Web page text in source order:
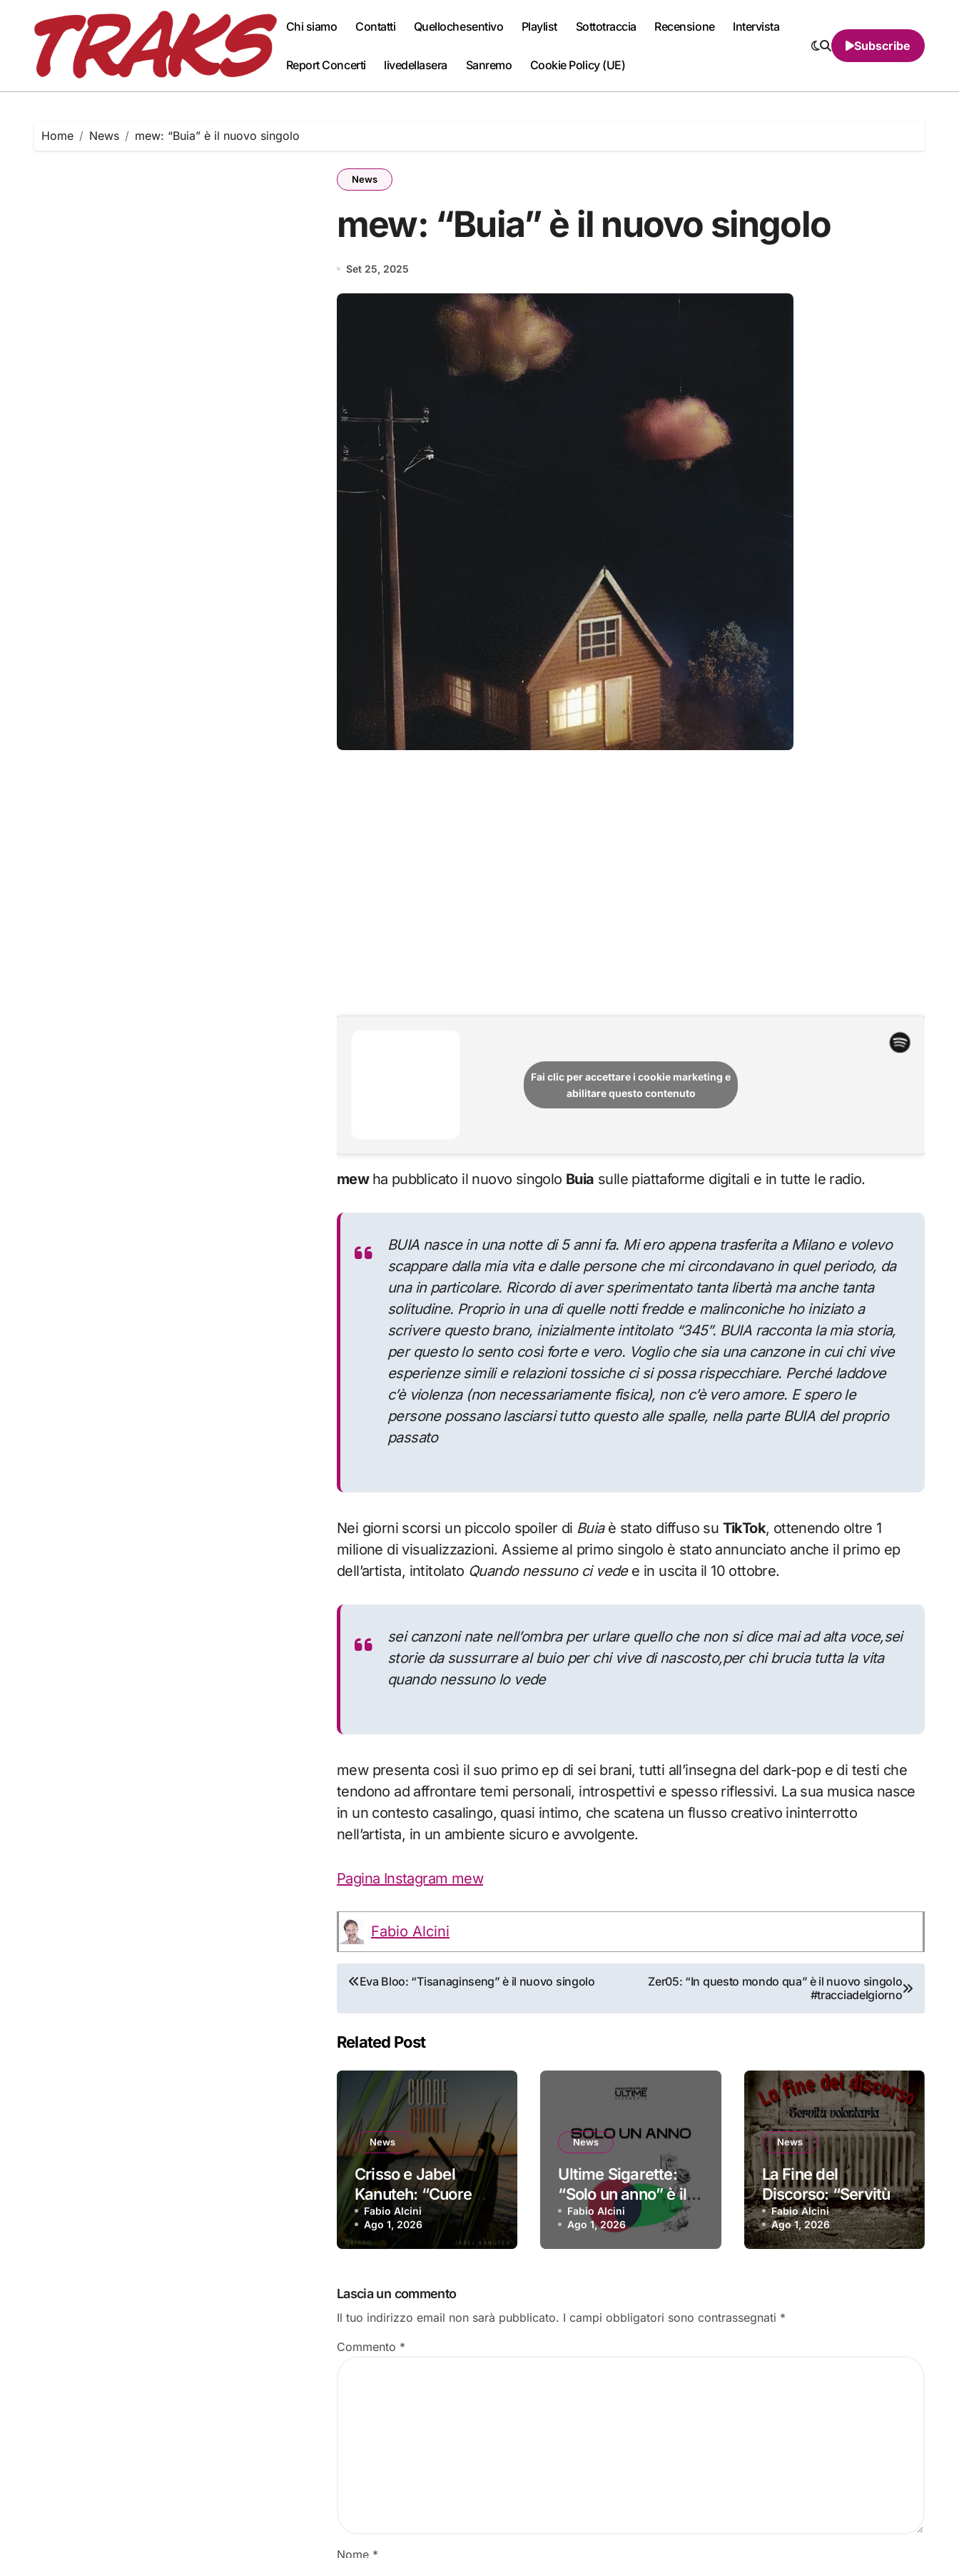
content
Chi siamo Contatti Quellochesentivo Playlist Sottotraccia Recensione Intervista
Report Concerti livedellasera Sanremo Cookie Policy (UE)
Subscribe
Home News mew: “Buia” è il nuovo singolo
News
mew: “Buia” è il nuovo singolo
Set 25, 2025
Fai clic per accettare i cookie marketing e
abilitare questo contenuto
mew ha pubblicato il nuovo singolo Buia sulle piattaforme digitali e in tutte le radio.
BUIA nasce in una notte di 5 anni fa. Mi ero appena trasferita a Milano e volevo
scappare dalla mia vita e dalle persone che mi circondavano in quel periodo, da
una in particolare. Ricordo di aver sperimentato tanta libertà ma anche tanta
solitudine. Proprio in una di quelle notti fredde e malinconiche ho iniziato a
scrivere questo brano, inizialmente intitolato “345”. BUIA racconta la mia storia,
per questo lo sento così forte e vero. Voglio che sia una canzone in cui chi vive
esperienze simili e relazioni tossiche ci si possa rispecchiare. Perché laddove
c’è violenza (non necessariamente fisica), non c’è vero amore. E spero le
persone possano lasciarsi tutto questo alle spalle, nella parte BUIA del proprio
passato
Nei giorni scorsi un piccolo spoiler di Buiaè stato diffuso su TikTok, ottenendo oltre 1
milione di visualizzazioni. Assieme al primo singolo è stato annunciato anche il primo ep
dell’artista, intitolato Quando nessuno ci vedee in uscita il 10 ottobre.
sei canzoni nate nell’ombra per urlare quello che non si dice mai ad alta voce,sei
storie da sussurrare al buio per chi vive di nascosto,per chi brucia tutta la vita
quando nessuno lo vede
mew presenta così il suo primo ep di sei brani, tutti all’insegna del dark-pop e di testi che
tendono ad affrontare temi personali, introspettivi e spesso riflessivi. La sua musica nasce
in un contesto casalingo, quasi intimo, che scatena un flusso creativo ininterrotto
nell’artista, in un ambiente sicuro e avvolgente.
Pagina Instagram mew
Fabio Alcini
Navigazione
articoli
Eva Bloo: “Tisanaginseng” è il nuovo singolo
Zer05: “In questo mondo qua” è il nuovo singolo
#tracciadelgiorno
Related Post
News
Crisso e Jabel
Kanuteh: “Cuore
Griot” è il nuovo
video
Fabio Alcini
Ago 1, 2026
News
Ultime Sigarette:
“Solo un anno” è il
singolo d’esordio
Fabio Alcini
Ago 1, 2026
News
La Fine del
Discorso: “Servitù
volontaria” è il
primo singolo
Fabio Alcini
Ago 1, 2026
Lascia un commento
Il tuo indirizzo email non sarà pubblicato. I campi obbligatori sono contrassegnati *
Commento *
Nome *